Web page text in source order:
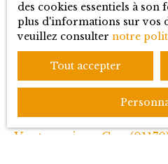
JE RECHERCHE UN
Location appartement
Vente appartement
Vente maison Gex (01170)
des cookies essentiels à
plus d'informations sur vos
veuillez consulter notre
Tout accepter